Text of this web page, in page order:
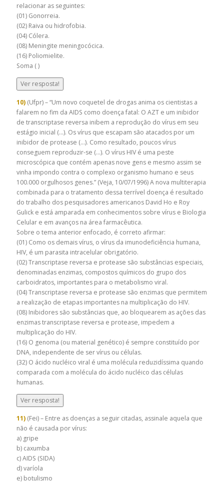
relacionar as seguintes:
(01) Gonorreia.
(02) Raiva ou hidrofobia.
(04) Cólera.
(08) Meningite meningocócica.
(16) Poliomielite.
Soma ( )
Ver resposta!
10) (Ufpr) – “Um novo coquetel de drogas anima os cientistas a
falarem no fim da AIDS como doença fatal: O AZT e um inibidor
de transcriptase reversa inibem a reprodução do vírus em seu
estágio inicial (…). Os vírus que escapam são atacados por um
inibidor de protease (…). Como resultado, poucos vírus
conseguem reproduzir-se (…). O vírus HIV é uma peste
microscópica que contém apenas nove gens e mesmo assim se
vinha impondo contra o complexo organismo humano e seus
100.000 orgulhosos genes.” (Veja, 10/07/1996) A nova multiterapia
combinada para o tratamento dessa terrível doença é resultado
do trabalho dos pesquisadores americanos David Ho e Roy
Gulick e está amparada em conhecimentos sobre vírus e Biologia
Celular e em avanços na área farmacêutica.
Sobre o tema anterior enfocado, é correto afirmar:
(01) Como os demais vírus, o vírus da imunodeficiência humana,
HIV, é um parasita intracelular obrigatório.
(02) Transcriptase reversa e protease são substâncias especiais,
denominadas enzimas, compostos químicos do grupo dos
carboidratos, importantes para o metabolismo viral.
(04) Transcriptase reversa e protease são enzimas que permitem
a realização de etapas importantes na multiplicação do HIV.
(08) Inibidores são substâncias que, ao bloquearem as ações das
enzimas transcriptase reversa e protease, impedem a
multiplicação do HIV.
(16) O genoma (ou material genético) é sempre constituído por
DNA, independente de ser vírus ou células.
(32) O ácido nucléico viral é uma molécula reduzidíssima quando
comparada com a molécula do ácido nucléico das células
humanas.
Ver resposta!
11) (Fei) – Entre as doenças a seguir citadas, assinale aquela que
não é causada por vírus:
a) gripe
b) caxumba
c) AIDS (SIDA)
d) varíola
e) botulismo